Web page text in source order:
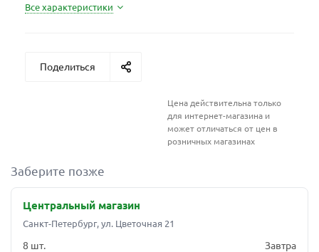
Все характеристики
Поделиться
Цена действительна только
для интернет-магазина и
может отличаться от цен в
розничных магазинах
Заберите позже
Центральный магазин
Санкт-Петербург, ул. Цветочная 21
8 шт. Завтра